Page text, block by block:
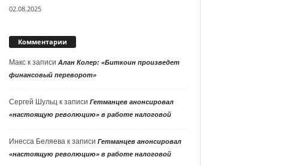
02.08.2025
Комментарии
Макск записи Алан Колер: «Биткоин произведет
финансовый переворот»
Сергей Шульцк записи Гетманцев анонсировал
«настоящую революцию» в работе налоговой
Инесса Беляевак записи Гетманцев анонсировал
«настоящую революцию» в работе налоговой